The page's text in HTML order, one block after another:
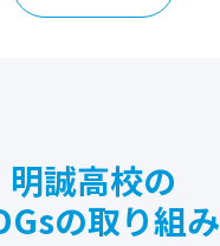
明誠高校の
の取り組み